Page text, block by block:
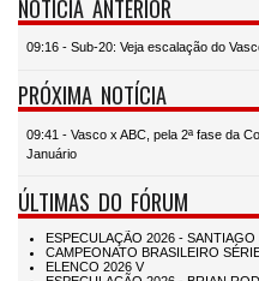
NOTÍCIA ANTERIOR
09:16 - Sub-20: Veja escalação do
PRÓXIMA NOTÍCIA
09:41 - Vasco x ABC, pela 2ª fase da
Januário
ÚLTIMAS DO FÓRUM